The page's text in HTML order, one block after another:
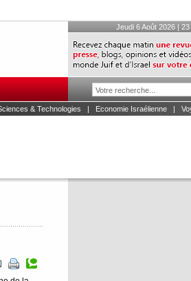
Jeudi 6 Août 2026 | 23
& Technologies | Economie Israélienne|